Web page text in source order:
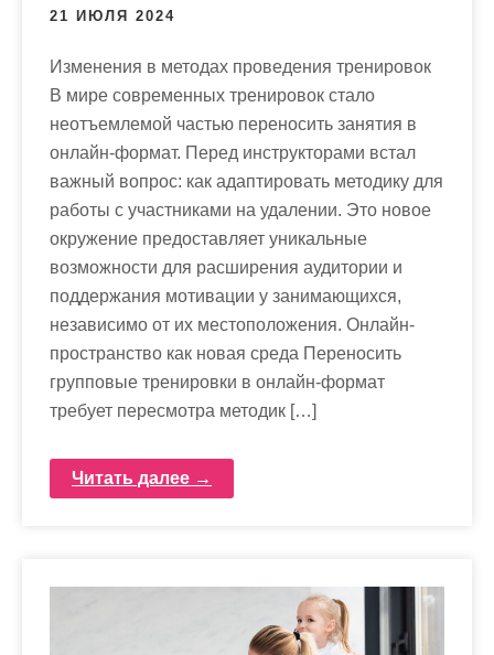
21 ИЮЛЯ 2024
Изменения в методах проведения тренировок
В мире современных тренировок стало
неотъемлемой частью переносить занятия в
онлайн-формат. Перед инструкторами встал
важный вопрос: как адаптировать методику для
работы с участниками на удалении. Это новое
окружение предоставляет уникальные
возможности для расширения аудитории и
поддержания мотивации у занимающихся,
независимо от их местоположения. Онлайн-
пространство как новая среда Переносить
групповые тренировки в онлайн-формат
требует пересмотра методик […]
Читать далее →